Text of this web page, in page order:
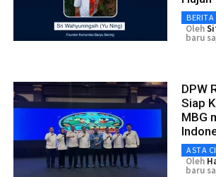
Oleh
baru
DPW
Siap
MBG
ASTA
Oleh
baru